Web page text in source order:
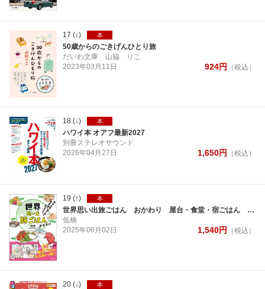
17 (↓) 本
50歳からのごきげんひとり旅
だいわ文庫 山脇 りこ
2023年03月 11日 924円 （税込）
18 (↓) 本
ハワイ本 オアフ最新2027
別冊ステレオサウンド
2026年04月 27日 1,650円 （税込）
19 (↑) 本
世界思い出旅ごはん おかわり 屋台・食堂・宿ごはん 地元の味を食べ歩き！
低橋
2025年06月 02日 1,540円 （税込）
20 (↓) 本